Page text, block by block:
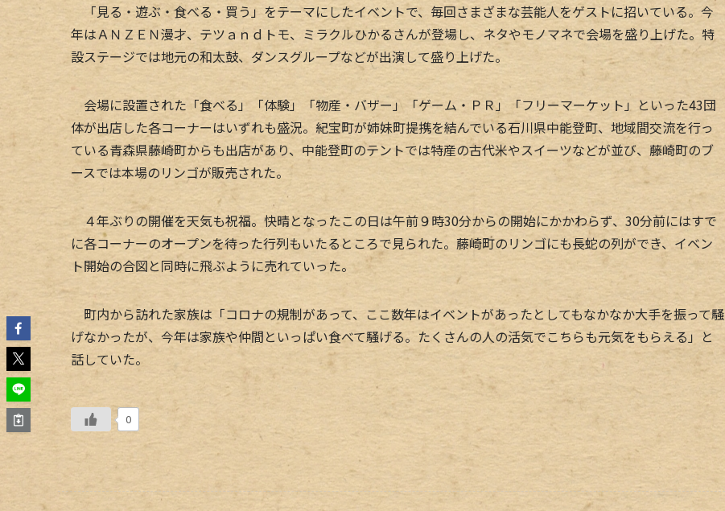
「見る・遊ぶ・食べる・買う」をテーマにしたイベントで、毎回さまざまな芸能人をゲストに招いている。今
年はＡＮＺＥＮ漫才、テツａｎｄトモ、ミラクルひかるさんが登場し、ネタやモノマネで会場を盛り上げた。特
設ステージでは地元の和太鼓、ダンスグループなどが出演して盛り上げた。
会場に設置された「食べる」「体験」「物産・バザー」「ゲーム・ＰＲ」「フリーマーケット」といった43団
体が出店した各コーナーはいずれも盛況。紀宝町が姉妹町提携を結んでいる石川県中能登町、地域間交流を行っ
ている青森県藤崎町からも出店があり、中能登町のテントでは特産の古代米やスイーツなどが並び、藤崎町のブ
ースでは本場のリンゴが販売された。
４年ぶりの開催を天気も祝福。快晴となったこの日は午前９時30分からの開始にかかわらず、30分前にはすで
に各コーナーのオープンを待った行列もいたるところで見られた。藤崎町のリンゴにも長蛇の列ができ、イベン
ト開始の合図と同時に飛ぶように売れていった。
町内から訪れた家族は「コロナの規制があって、ここ数年はイベントがあったとしてもなかなか大手を振って騒
げなかったが、今年は家族や仲間といっぱい食べて騒げる。たくさんの人の活気でこちらも元気をもらえる」と
話していた。
0